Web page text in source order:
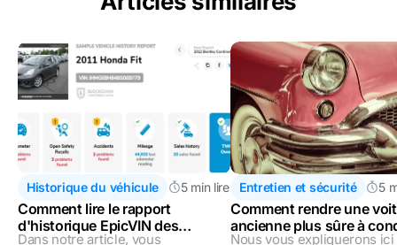
Historique du véhicule 5 min lire
Comment lire le rapport
d'historique EpicVIN des
Dans notre article, vous
Entretien et sécurité 5
Comment rendre une
ancienne plus sûre à
Nous vous expliquerons ici